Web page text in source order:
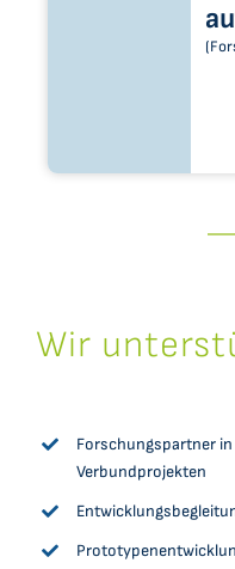
Wir
Forschungspartner
Verbundprojekten